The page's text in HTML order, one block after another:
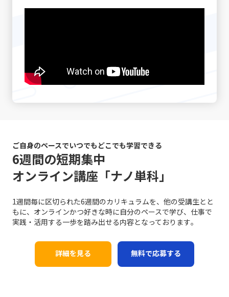
める手法を実践している方もいます。さらに、後日話の内
るために、日常的に論理的思考をトレーニングすることが
重要です。論理的に物事を整理し、因果関係を明確にする
多くのビジネスシーンで応用可能であり、適切に実践する
ことで、業務効率やチームの生産性の向上につながりま
す。経験に基づく実践例を参考に、各自の環境に合った方
法を柔軟に取り入れる姿勢が求められます。 まとめ 以上
は、単なる一方的な問題ではなく、双方の認識のズレや情
報伝達の不備、さらには思考の整理不足から来る複合的な
現象です。特に「仕事で話が噛み合わない人との対処法」
す。まず、会議や打ち合わせの場では、前提条件の確認や
具体的な言葉選び、相手の理解度を逐一確認する姿勢が求
められます。次に、必要に応じて一度話を持ち帰り、冷静
のバイアスにも気を付ける必要があります。各個人が持つ
固定概念や先入観は、意図しない誤解やコミュニケーショ
に正しいという前提に立たず、相手の立場や背景を十分に
も多い一方で、相手の感情に寄り添うことも必要不可欠で
す。論理だけでは伝え切れない部分や、感情を込めた発信
が不足していると、相手の共感を得ることが難しくなり、
結果的に意思疎通がうまくいかない可能性があります。こ
力」の現場においては、感情表現と論理的説明のバランス
を取るための訓練が不可欠です。 さらに、目的意識の欠如
にも注意が必要です。コミュニケーションは方法そのもの
手段です。目的が明確でないまま話を進めると、どれだけ
テクニックを駆使しても、受信者にとって重要なポイント
が伝わらず、業務上の成果に結び付かない場合がありま
ンの戦い方」を模索する際、伝統的な戦略だけではなく、
デジタル技術の活用や情報分析に基づく意思決定が求めら
れるようになりました。 例えば、デジタルマーケティング
や宣伝方法とは一線を画す新たな方法として取り入れられ
ています。このように、レッドオーシャンの戦い方におい
ては、伝統的な戦略と最新のテクノロジーを融合させるこ
とで、競争優位性を確保する必要があるのです。 競争にお
ける成功事例と失敗事例 現実のビジネスシーンにおいて、
たります。成功した企業は、明確な戦略と確固たる差別
化、そして徹底したコスト管理を実践しています。たとえ
ば、コカ・コーラは新市場としてチューハイ・サワー市場
基づく戦略展開により、短期間で一定の市場シェアを獲得
しました。また、トヨタ自動車は常に「カイゼン」を徹底
トについて詳述していきます。 先延ばし癖の注意点 先延
を生むことになります。また、タスクが山積みになること
により、精神的・肉体的なストレスが急増する点にも十分
リア上の成長機会や重要なチャンスが逃されることにつな
がります。そのため、先延ばし癖は単なる個人的な問題に
留まらず、社会人としての基礎力や信頼性を左右する重大
な問題と言えます。 ここで特に留意すべきは、先延ばしの
いるという点です。完璧主義者は、全ての条件が整うのを
待ってから行動するため、結果としてタスクが無期限に先
延ばしにされる傾向があります。一方、失敗を恐れる心理
果として問題が先送りされる原因となります。こうした心
理的要因への正しいアプローチなくしては、「後回し癖の
改善」は達成しにくいと言えるでしょう。 また、ADHDの
ご自身のペースでいつでもどこでも学習できる
6週間の短期集中
オンライン講座「ナノ単科」
1週間毎に区切られた6週間のカリキュラムを、他の受講生とと
もに、オンラインかつ好きな時に自分のペースで学び、仕事で
実践・活用する一歩を踏み出せる内容となっております｡
詳細を見る 無料で応募する